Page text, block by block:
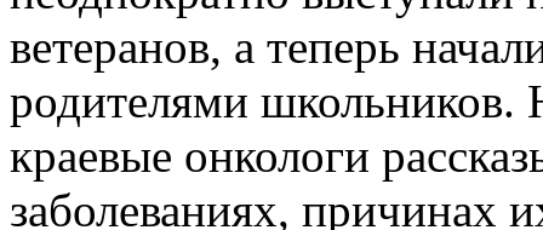
ветеранов, а теперь
родителями школьников.
краевые онкологи
заболеваниях, причинах